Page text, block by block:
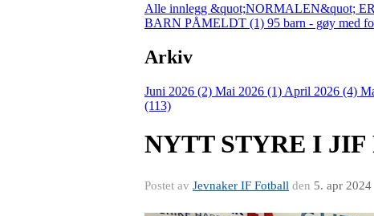
Alle innlegg &quot;NORMALEN&quot;
BARN PÅMELDT (1) 95 barn - gøy med
Arkiv
Juni 2026 (2) Mai 2026 (1) April 2026 (4)
(113)
NYTT STYRE I
Postet av Jevnaker IF Fotball den 5. apr 2024